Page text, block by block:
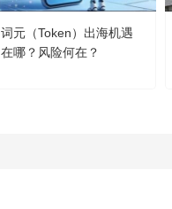
词元（Token）出海机遇
在哪？风险何在？